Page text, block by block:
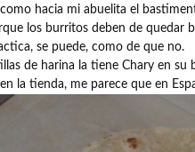
hacia mi abuelita el
los burritos deben de quedar
se puede, como de que no.
de harina la tiene Chary en
la tienda, me parece que en